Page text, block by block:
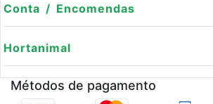
Conta / Encomendas
Hortanimal
Métodos de pagamento